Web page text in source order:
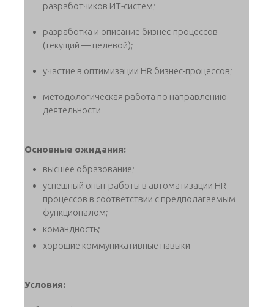
разработчиков ИТ-систем;
разработка и описание бизнес-процессов
(текущий — целевой);
участие в оптимизации HR бизнес-процессов;
методологическая работа по направлению
деятельности
Основные ожидания:
высшее образование;
успешный опыт работы в автоматизации HR
процессов в соответствии с предполагаемым
функционалом;
командность;
хорошие коммуникативные навыки
Условия: